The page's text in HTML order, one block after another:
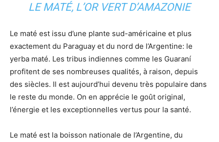
LE MATÉ, L’OR VERT D’AMAZONIE
Le maté est issu d’une plante sud-américaine et plus
exactement du Paraguay et du nord de l’Argentine: le
yerba maté. Les tribus indiennes comme les Guaraní
profitent de ses nombreuses qualités, à raison, depuis
des siècles. Il est aujourd’hui devenu très populaire dans
le reste du monde. On en apprécie le goût original,
l’énergie et les exceptionnelles vertus pour la santé.
Le maté est la boisson nationale de l’Argentine, du